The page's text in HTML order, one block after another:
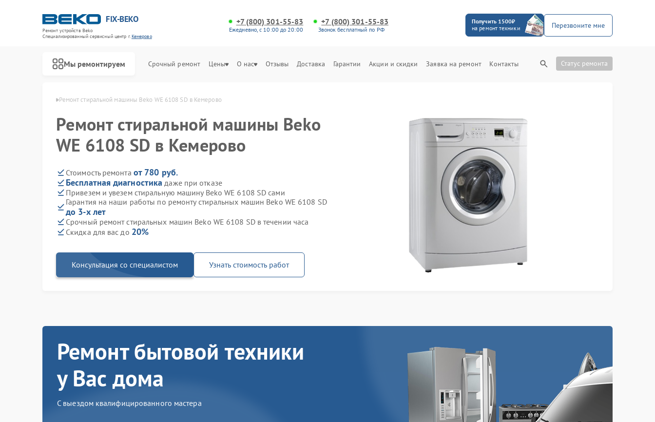
FIX-BEKO
Ремонт устройств Beko
Специализированный cервисный центр г.Кемерово
+7 (800) 301-55-83
Ежедневно, с 10:00 до 20:00
+7 (800) 301-55-83
Звонок бесплатный по РФ
Получить 1500₽
на ремонт техники
Перезвоните мне
Мы ремонтируем Срочный ремонт Цены О нас Отзывы Доставка Гарантии Акции и скидки Заявка на ремонт Контакты Статус ремонта
Ремонт стиральной машины Beko WE 6108 SD в Кемерово
Ремонт стиральной машины Beko
WE 6108 SD в Кемерово
Стоимость ремонта от 780 руб.
Бесплатная диагностика даже при отказе
Привезем и увезем стиральную машину Beko WE 6108 SD сами
Гарантия на наши работы по ремонту стиральных машин Beko WE 6108 SD
до 3-х лет
Срочный ремонт стиральных машин Beko WE 6108 SD в течении часа
Скидка для вас до 20%
Консультация со специалистом Узнать стоимость работ
Ремонт бытовой техники
у Вас дома
С выездом квалифицированного мастера